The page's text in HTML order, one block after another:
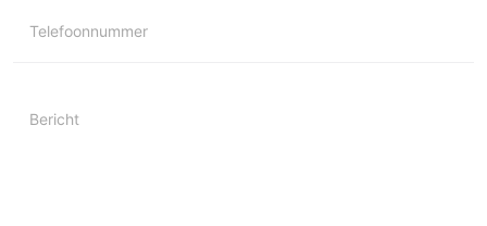
Telefoonnummer
Bericht